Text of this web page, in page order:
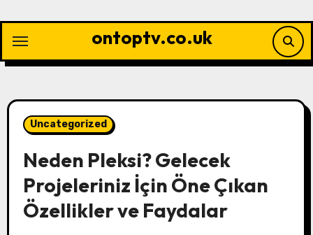
content
ontoptv.co.uk
Uncategorized
Neden Pleksi? Gelecek
Projeleriniz İçin Öne Çıkan
Özellikler ve Faydalar